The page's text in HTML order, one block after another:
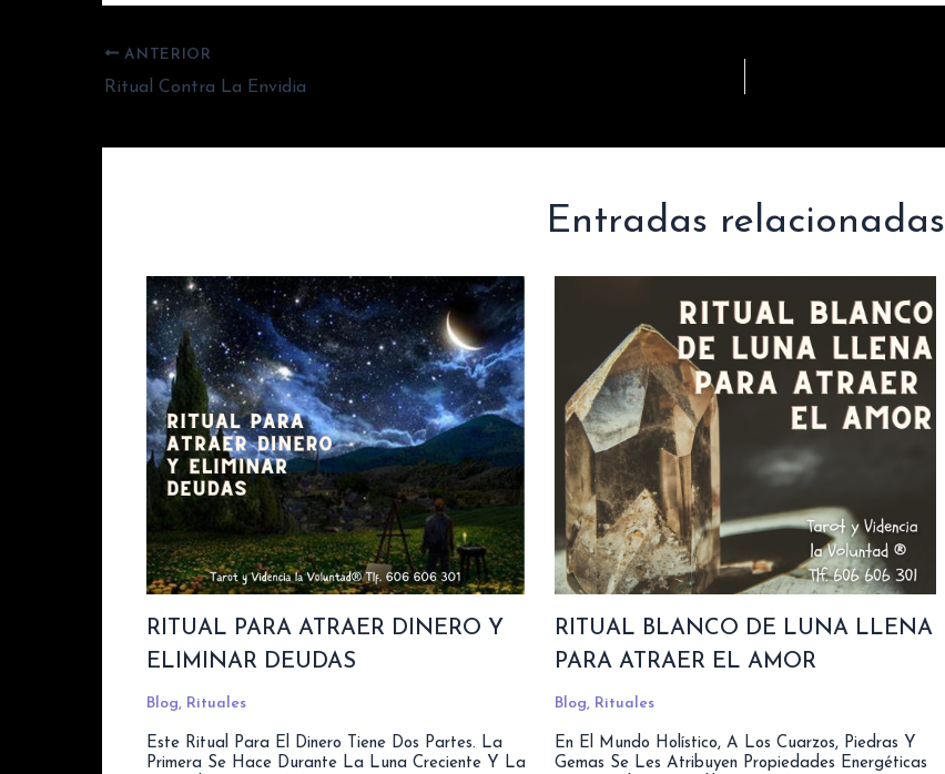
ANTERIOR
Ritual Contra La Envidia
Entradas relacionadas
RITUAL PARA ATRAER DINERO Y
ELIMINAR DEUDAS
Blog, Rituales
Este Ritual Para El Dinero Tiene Dos Partes. La
Primera Se Hace Durante La Luna Creciente Y La
RITUAL BLANCO DE LUNA LLENA
PARA ATRAER EL AMOR
Blog, Rituales
En El Mundo Holístico, A Los Cuarzos, Piedras Y
Gemas Se Les Atribuyen Propiedades Energéticas